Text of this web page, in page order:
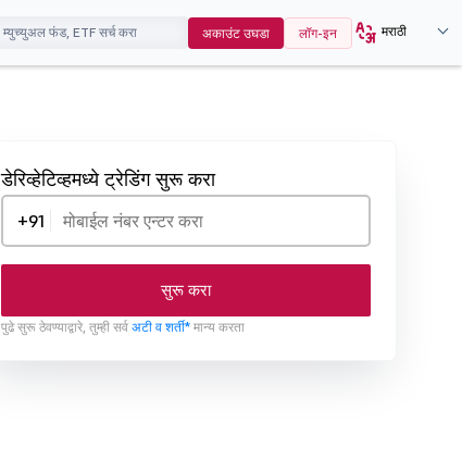
अकाउंट उघडा लॉग-इन मराठी
डेरिव्हेटिव्हमध्ये ट्रेडिंग सुरू करा
+91
सुरू करा
पुढे सुरू ठेवण्याद्वारे, तुम्ही सर्व अटी व शर्ती* मान्य करता